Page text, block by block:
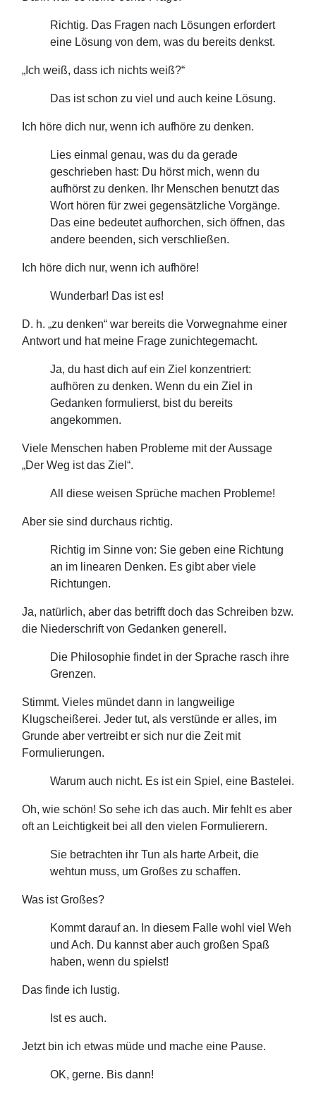
Richtig. Das Fragen nach Lösungen erfordert
eine Lösung von dem, was du bereits denkst.
„Ich weiß, dass ich nichts weiß?“
Das ist schon zu viel und auch keine Lösung.
Ich höre dich nur, wenn ich aufhöre zu denken.
Lies einmal genau, was du da gerade
geschrieben hast: Du hörst mich, wenn du
aufhörst zu denken. Ihr Menschen benutzt das
Wort hören für zwei gegensätzliche Vorgänge.
Das eine bedeutet aufhorchen, sich öffnen, das
andere beenden, sich verschließen.
Ich höre dich nur, wenn ich aufhöre!
Wunderbar! Das ist es!
D. h. „zu denken“ war bereits die Vorwegnahme einer
Antwort und hat meine Frage zunichtegemacht.
Ja, du hast dich auf ein Ziel konzentriert:
aufhören zu denken. Wenn du ein Ziel in
Gedanken formulierst, bist du bereits
angekommen.
Viele Menschen haben Probleme mit der Aussage
„Der Weg ist das Ziel“.
All diese weisen Sprüche machen Probleme!
Aber sie sind durchaus richtig.
Richtig im Sinne von: Sie geben eine Richtung
an im linearen Denken. Es gibt aber viele
Richtungen.
Ja, natürlich, aber das betrifft doch das Schreiben bzw.
die Niederschrift von Gedanken generell.
Die Philosophie findet in der Sprache rasch ihre
Grenzen.
Stimmt. Vieles mündet dann in langweilige
Klugscheißerei. Jeder tut, als verstünde er alles, im
Grunde aber vertreibt er sich nur die Zeit mit
Formulierungen.
Warum auch nicht. Es ist ein Spiel, eine Bastelei.
Oh, wie schön! So sehe ich das auch. Mir fehlt es aber
oft an Leichtigkeit bei all den vielen Formulierern.
Sie betrachten ihr Tun als harte Arbeit, die
wehtun muss, um Großes zu schaffen.
Was ist Großes?
Kommt darauf an. In diesem Falle wohl viel Weh
und Ach. Du kannst aber auch großen Spaß
haben, wenn du spielst!
Das finde ich lustig.
Ist es auch.
Jetzt bin ich etwas müde und mache eine Pause.
OK, gerne. Bis dann!